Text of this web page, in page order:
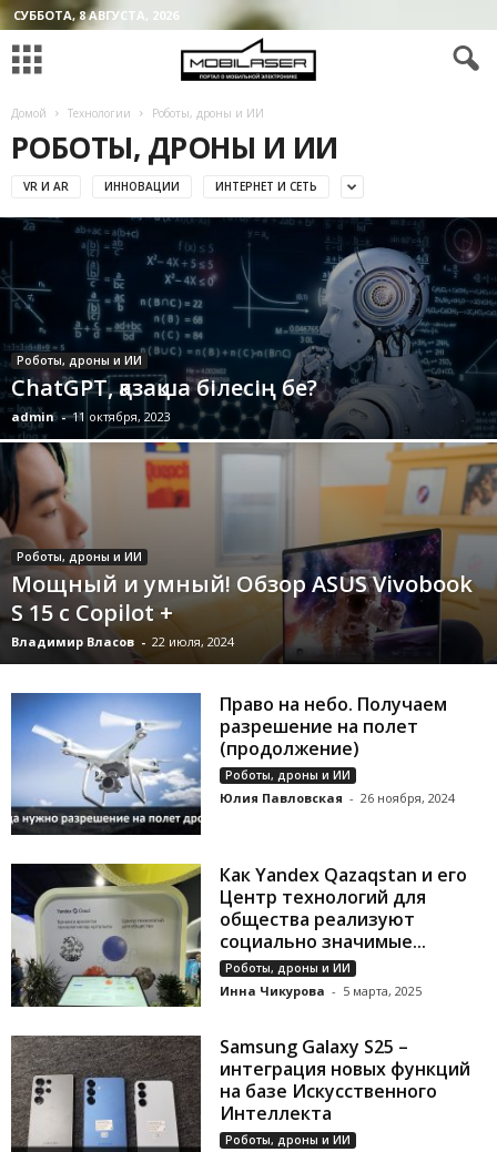
СУББОТА, 8 АВГУСТА, 2026
Домой Технологии Роботы, дроны и ИИ
РОБОТЫ, ДРОНЫ И ИИ
VR И AR ИННОВАЦИИ ИНТЕРНЕТ И СЕТЬ
Роботы, дроны и ИИ
ChatGPT, қазақша білесің бе?
admin - 11 октября, 2023
Роботы, дроны и ИИ
Мощный и умный! Обзор ASUS Vivobook
S 15 с Copilot +
Владимир Власов - 22 июля, 2024
Право на небо. Получаем
разрешение на полет
(продолжение)
Роботы, дроны и ИИ
Юлия Павловская - 26 ноября, 2024
Как Yandex Qazaqstan и его
Центр технологий для
общества реализуют
социально значимые...
Роботы, дроны и ИИ
Инна Чикурова - 5 марта, 2025
Samsung Galaxy S25 –
интеграция новых функций
на базе Искусственного
Интеллекта
Роботы, дроны и ИИ